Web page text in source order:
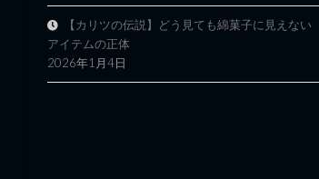
【カリツの伝説】どう見ても綿菓子に見えない
アイテムの正体
2026年1月4日